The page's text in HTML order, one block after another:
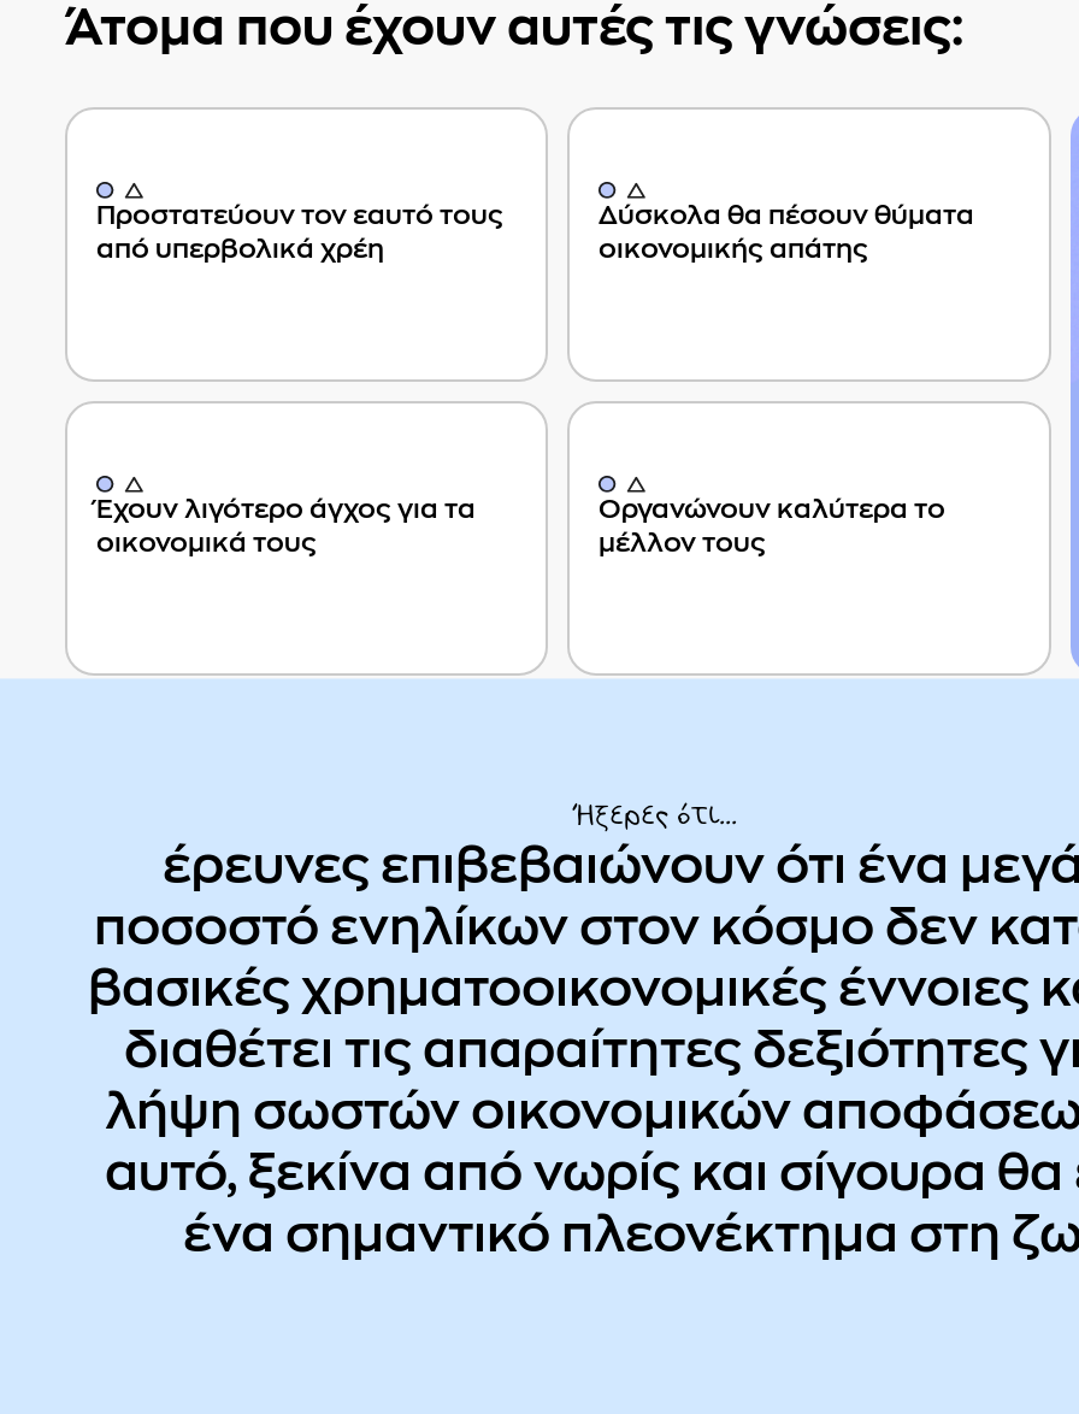
Άτομα που έχουν αυτές τις γνώσεις:
Προστατεύουν τον εαυτό τους
από υπερβολικά χρέη
Δύσκολα θα πέσουν θύματα
οικονομικής απάτης
Έχουν λιγότερο άγχος για τα
οικονομικά τους
Οργανώνουν καλύτερα το
μέλλον τους
Ήξερες ότι...
έρευνες επιβεβαιώνουν ότι ένα
ποσοστό ενηλίκων στον κόσμο δεν
βασικές χρηματοοικονομικές έννοιες
διαθέτει τις απαραίτητες δεξιότητες
λήψη σωστών οικονομικών
αυτό, ξεκίνα από νωρίς και σίγουρα θα
ένα σημαντικό πλεονέκτημα στη